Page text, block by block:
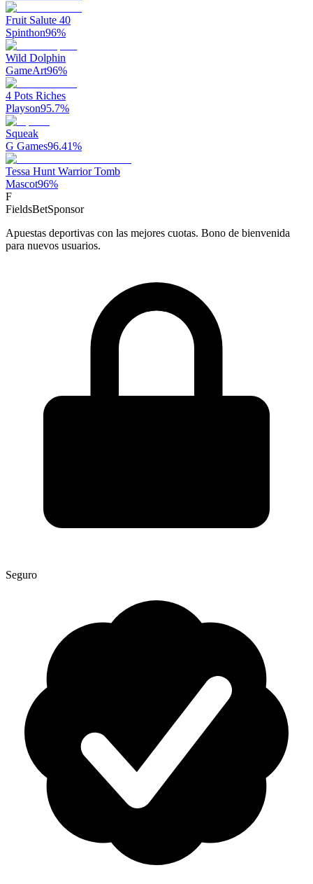
Fruit Salute 40
Spinthon96%
Wild Dolphin
GameArt96%
4 Pots Riches
Playson95.7%
Squeak
G Games96.41%
Tessa Hunt Warrior Tomb
Mascot96%
F
FieldsBetSponsor
Apuestas deportivas con las mejores cuotas. Bono de bienvenida
para nuevos usuarios.
Seguro